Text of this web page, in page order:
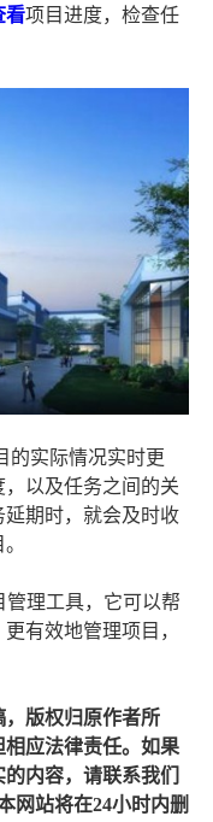
看项目进度，检查任
的实际情况实时更
以及任务之间的关
期时，就会及时收
管理工具，它可以帮
有效地管理项目，
版权归原作者所
应法律责任。如果
内容，请联系我们
网站将在24小时内删